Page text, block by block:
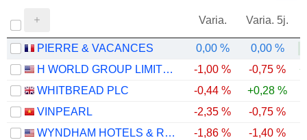
Varia. Varia. 5j.
PIERRE & VACANCES 0,00 % 0,00 %
H WORLD GROUP LIMITED
-1,00 % -0,75 %
WHITBREAD PLC
-0,44 % +0,28 %
VINPEARL
-2,35 % -0,75 %
WYNDHAM HOTELS & RESORTS, INC.
-1,86 % -1,40 %